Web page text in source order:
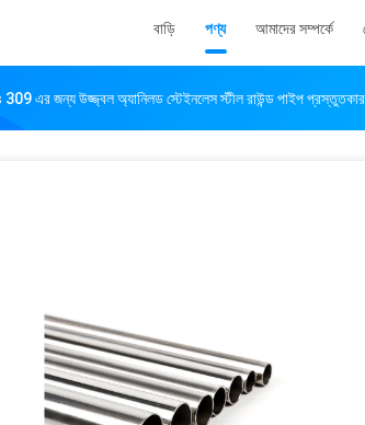
বাড়ি পণ্য আমাদের সম্পর্কে
এর জন্য উজ্জ্বল অ্যানিলড স্টেইনলেস স্টীল রাউন্ড পাইপ